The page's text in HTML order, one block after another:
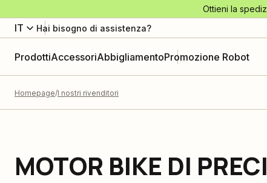
Ottieni la
IT Hai bisogno di assistenza?
ProdottiAccessoriAbbigliamentoPromozione Robot
Homepage I nostri rivenditori
MOTOR BIKE DI